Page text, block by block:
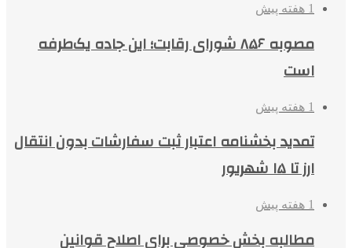
1 هفته پیش
مصوبه ۸۵۶ شورای رقابت؛ این جاده یک‌طرفه
است
1 هفته پیش
تمدید بخشنامه اعتبار ثبت سفارشات بدون انتقال
ارز تا ۱۵ شهریور
1 هفته پیش
مطالبه بخش خصوصی برای اصلاح قوانین